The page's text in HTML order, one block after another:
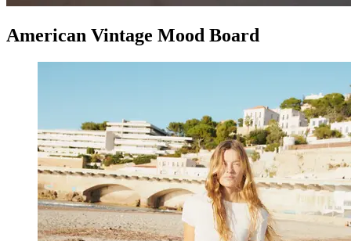
American Vintage Mood Board